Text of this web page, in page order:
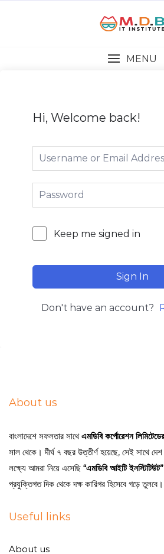
MENU
Hi, Welcome back!
Keep me signed in
Sign In
Don't have an account?
About us
বাংলাদেশে সফলতার সাথেএমডিবি কর্পোরেশন লিমিটেডের
সাল থেকে। দীর্ঘ ৭ বছর উত্তীর্ণ হয়েছে, সেই সাথে
লক্ষ্যে আমরা নিয়ে এসেছি “এমডিবি আইটি ইনস্টিটিউট”
প্রযুক্তিগত দিক থেকে দক্ষ কারিগর হিসেবে গড়ে তুলবে।
Useful links
About us